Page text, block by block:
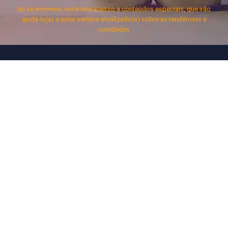
Ao se inscrever, você terá acesso a conteúdos especiais, que irão
ajudá-lo(a) a estar sempre atualizado(a) sobre as tendências e
novidades